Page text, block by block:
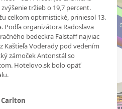
tržieb o 19,7 percent.
celkom optimistické, priniesol 13.
Podľa organizátora Radoslava
bedeckra Falstaff najviac
Kaštieľa Voderady pod vedením
zámoček Antonstál so
Hotelovo.sk bolo opäť